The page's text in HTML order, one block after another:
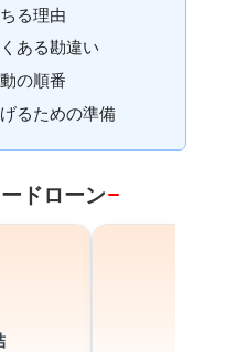
る理由
ある勘違い
の順番
るための準備
ドローン